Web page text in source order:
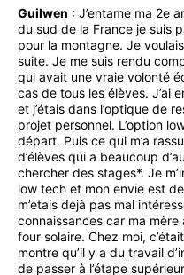
Guilwen : J’entame ma 2e
du sud de la France je suis
pour la montagne. Je
suite. Je me suis rendu
qui avait une vraie volonté
cas de tous les élèves. J’ai
et j’étais dans l’optique de
projet personnel. L’option
départ. Puis ce qui m’a
d’élèves qui a beaucoup
chercher des stages*. Je
low tech et mon envie est
m’étais déjà pas mal
connaissances car ma
four solaire. Chez moi,
montre qu’il y a du travail
de passer à l’étape